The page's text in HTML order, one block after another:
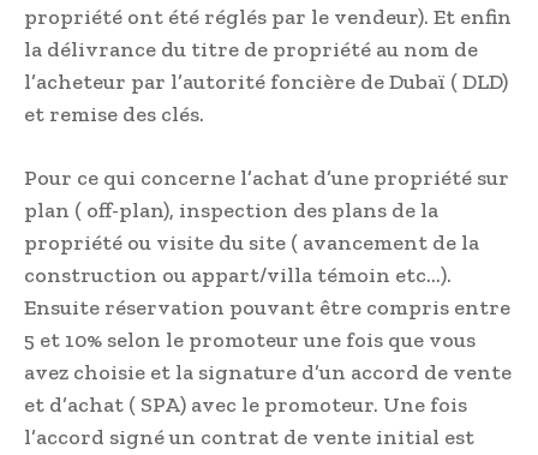
propriété ont été réglés par le vendeur). Et enfin
la délivrance du titre de propriété au nom de
l’acheteur par l’autorité foncière de Dubaï ( DLD)
et remise des clés.
Pour ce qui concerne l’achat d’une propriété sur
plan ( off-plan), inspection des plans de la
propriété ou visite du site ( avancement de la
construction ou appart/villa témoin etc…).
Ensuite réservation pouvant être compris entre
5 et 10% selon le promoteur une fois que vous
avez choisie et la signature d’un accord de vente
et d’achat ( SPA) avec le promoteur. Une fois
l’accord signé un contrat de vente initial est